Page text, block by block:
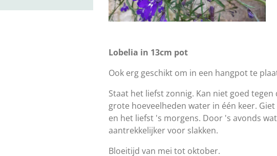
Lobelia in 13cm pot
Ook erg geschikt om in een hangpot te
Staat het liefst zonnig. Kan niet goed
grote hoeveelheden water in één keer.
en het liefst 's morgens. Door 's avonds
aantrekkelijker voor slakken.
Bloeitijd van mei tot oktober.